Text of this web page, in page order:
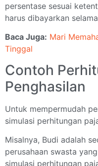
persentase sesuai
harus dibayarkan
Baca Juga: Mari
Tinggal
Contoh
Penghasilan
Untuk mempermudah
simulasi perhitungan
Misalnya, Budi adalah
perusahaan swasta
simulasi perhitungan